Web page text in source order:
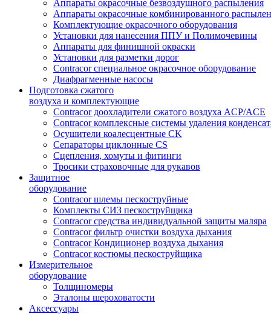
Аппараты окрасочные безвоздушного распыления
Аппараты окрасочные комбинированного
Комплектующие окрасочного оборудования
Установки для нанесения ППУ и Полимочевины
Аппараты для финишной окраски
Установки для разметки дорог
Contracor специальное окрасочное оборудование
Диафрагменные насосы
Подготовка сжатого
воздуха и комплектующие
Contracor доохладители сжатого воздуха ACP/ACE
Contracor комплексные системы удаления
Осушители коалесцентные CK
Сепараторы циклонные CS
Сцепления, хомуты и фитинги
Тросики страховочные для рукавов
Защитное
оборудование
Contracor шлемы пескоструйные
Комплекты СИЗ пескоструйщика
Contracor средства индивидуальной защиты маляра
Contracor фильтр очистки воздуха дыхания
Contracor Кондиционер воздуха дыхания
Contracor костюмы пескоструйщика
Измерительное
оборудование
Толщиномеры
Эталоны шероховатости
Аксессуары